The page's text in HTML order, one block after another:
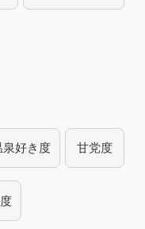
泉好き度 甘党度